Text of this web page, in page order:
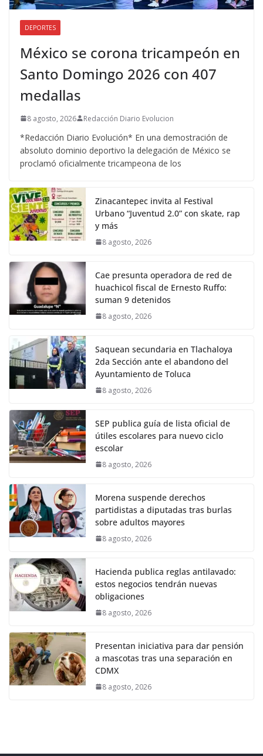
DEPORTES
México se corona tricampeón en
Santo Domingo 2026 con 407
medallas
8 agosto, 2026 Redacción Diario Evolucion
*Redacción Diario Evolución* En una demostración de
absoluto dominio deportivo la delegación de México se
proclamó oficialmente tricampeona de los
Zinacantepec invita al Festival
Urbano “Juventud 2.0” con skate, rap
y más
8 agosto, 2026
Cae presunta operadora de red de
huachicol fiscal de Ernesto Ruffo:
suman 9 detenidos
8 agosto, 2026
Saquean secundaria en Tlachaloya
2da Sección ante el abandono del
Ayuntamiento de Toluca
8 agosto, 2026
SEP publica guía de lista oficial de
útiles escolares para nuevo ciclo
escolar
8 agosto, 2026
Morena suspende derechos
partidistas a diputadas tras burlas
sobre adultos mayores
8 agosto, 2026
Hacienda publica reglas antilavado:
estos negocios tendrán nuevas
obligaciones
8 agosto, 2026
Presentan iniciativa para dar pensión
a mascotas tras una separación en
CDMX
8 agosto, 2026